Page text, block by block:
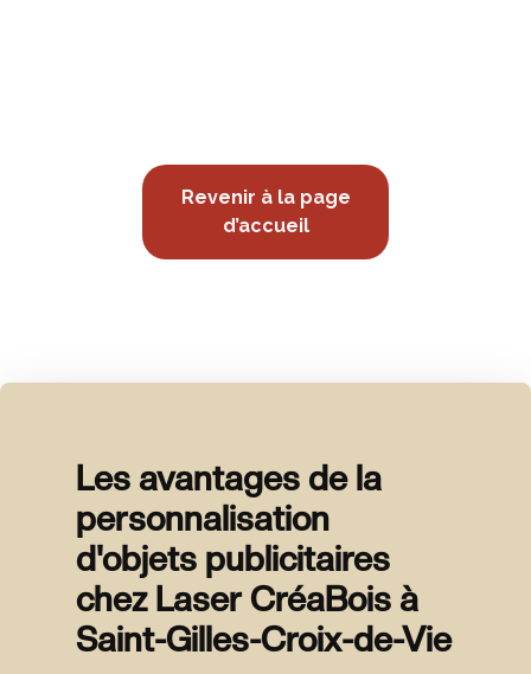
Revenir à la page
d’accueil
Les avantages de la
personnalisation
d'objets publicitaires
chez Laser CréaBois à
Saint-Gilles-Croix-de-Vie